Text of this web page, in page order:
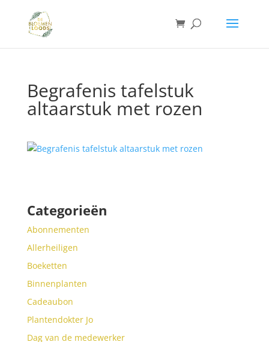
Begrafenis tafelstuk
altaarstuk met rozen
Categorieën
Abonnementen
Allerheiligen
Boeketten
Binnenplanten
Cadeaubon
Plantendokter Jo
Dag van de medewerker